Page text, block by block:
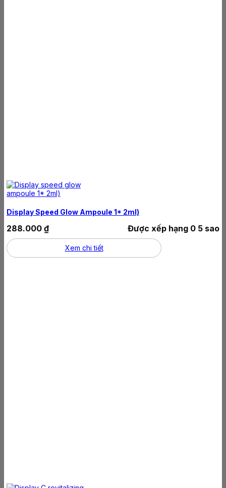
Display Speed Glow Ampoule 1* 2ml)
Được xếp hạng 0 5 sao
288.000 ₫
Xem chi tiết